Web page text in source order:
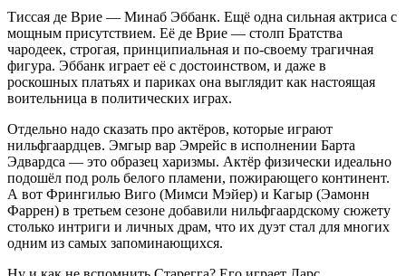
Тиссая де Врие — Минаб Эббанк. Ещё одна сильная актриса с
мощным присутствием. Её де Врие — столп Братства
чародеек, строгая, принципиальная и по-своему трагичная
фигура. Эббанк играет её с достоинством, и даже в
роскошных платьях и париках она выглядит как настоящая
воительница в политических играх.
Отдельно надо сказать про актёров, которые играют
нильфгаардцев. Эмгыр вар Эмрейс в исполнении Барта
Эдвардса — это образец харизмы. Актёр физически идеально
подошёл под роль белого пламени, пожирающего континент.
А вот Фрингилью Виго (Мимси Мэйер) и Кагыр (Эамонн
Фаррен) в третьем сезоне добавили нильфгаардскому сюжету
столько интриги и личных драм, что их дуэт стал для многих
одним из самых запоминающихся.